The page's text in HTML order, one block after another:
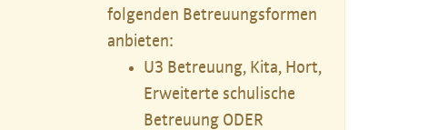
folgenden Betreuungsformen
anbieten:
U3 Betreuung, Kita, Hort,
Erweiterte schulische
Betreuung ODER